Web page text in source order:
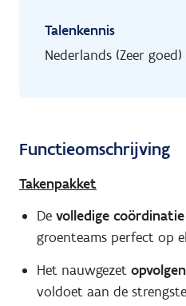
Talenkennis
Nederlands (Zeer goed)
Functieomschrijving
Takenpakket
Devolledige
groenteams perfect op
Het nauwgezet
voldoet aan de